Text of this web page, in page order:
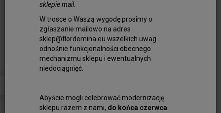
sklepie mail.
W trosce o Waszą wygodę prosimy o
zgłaszanie mailowo na adres
sklep@flordemina.eu wszelkich uwag
odnośnie funkcjonalności obecnego
mechanizmu sklepu i ewentualnych
niedociągnięć.
Abyście mogli celebrować modernizację
sklepu razem z nami, do końca czerwca
Bransoletka Inkrustowana
Cyrkoniami Biedronka W Locie
Srebrna
Obserwuj produkt:
Ilość: